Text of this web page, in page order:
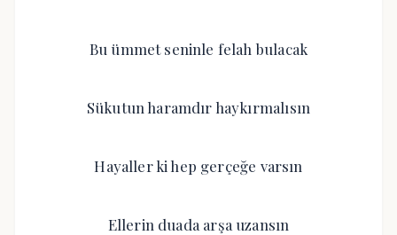
Bu ümmet seninle felah bulacak
Sükutun haramdır haykırmalısın
Hayaller ki hep gerçeğe varsın
Ellerin duada arşa uzansın